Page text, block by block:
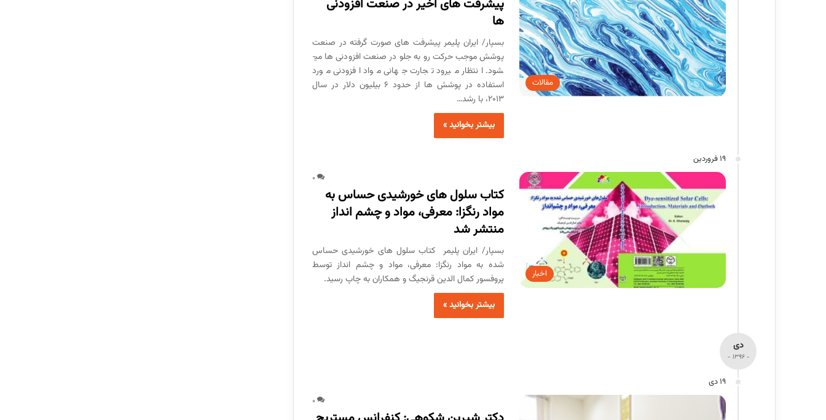
مقالات
پیشرفت های اخیر در صنعت افزودنی
ها
بسپار/ ایران پلیمر پیشرفت ­های صورت گرفته در صنعت
پوشش موجب حرکت رو به جلو در صنعت افزودنی ­ها می­
شود. انتظار می­رود تجارت جهانی مواد افزودنی مورد
استفاده در پوشش ها از حدود 6 بیلیون دلار در سال
2013، با رشد…
بیشتر بخوانید »
19 فروردین
اخبار
0
کتاب سلول های خورشیدی حساس به
مواد رنگزا: معرفی، مواد و چشم انداز
منتشر شد
بسپار/ ایران پلیمر کتاب سلول های خورشیدی حساس
شده به مواد رنگزا: معرفی، مواد و چشم انداز توسط
پروفسور کمال الدین قرنجیگ و همکاران به چاپ رسید.
بیشتر بخوانید »
دی
- 1396 -
19 دی
0